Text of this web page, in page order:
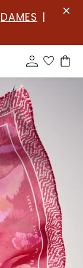
DAMES |